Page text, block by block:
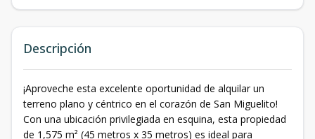
Descripción
¡Aproveche esta excelente oportunidad de alquilar un
terreno plano y céntrico en el corazón de San Miguelito!
Con una ubicación privilegiada en esquina, esta propiedad
de 1,575 m² (45 metros x 35 metros) es ideal para